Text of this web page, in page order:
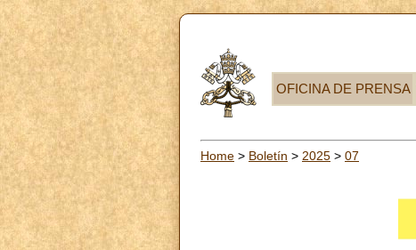
OFICINA DE PRENSA
Home > Boletín > 2025 > 07